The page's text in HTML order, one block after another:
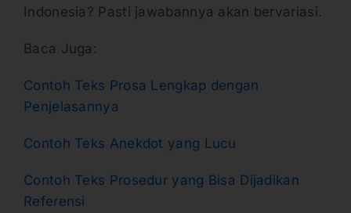
Indonesia? Pasti jawabannya akan bervariasi.
Baca Juga:
Contoh Teks Prosa Lengkap dengan
Penjelasannya
Contoh Teks Anekdot yang Lucu
Contoh Teks Prosedur yang Bisa Dijadikan
Referensi